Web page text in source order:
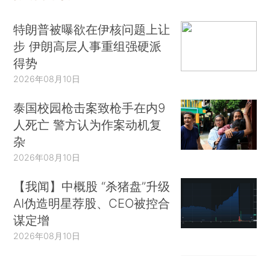
特朗普被曝欲在伊核问题上让
步 伊朗高层人事重组强硬派
得势
2026年08月10日
泰国校园枪击案致枪手在内9
人死亡 警方认为作案动机复
杂
2026年08月10日
【我闻】中概股 “杀猪盘”升级
AI伪造明星荐股、CEO被控合
谋定增
2026年08月10日